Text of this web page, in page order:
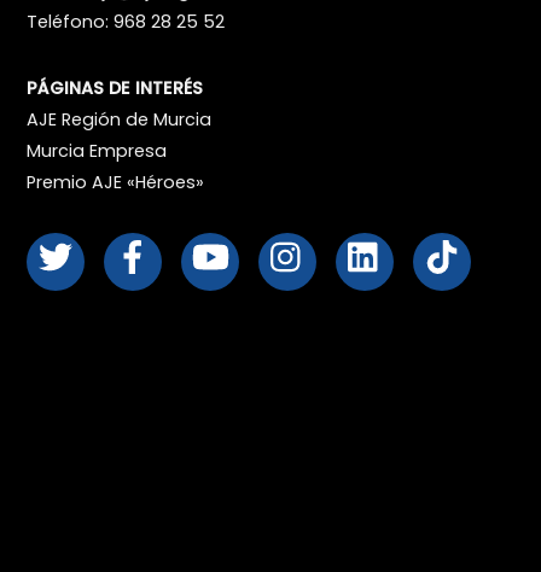
Teléfono: 968 28 25 52
PÁGINAS DE INTERÉS
AJE Región de Murcia
Murcia Empresa
Premio AJE «Héroes»